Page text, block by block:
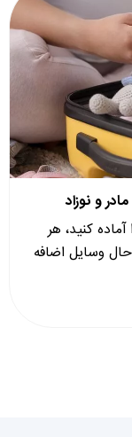
و نوزاد
کنید، هر
وسایل اضافه